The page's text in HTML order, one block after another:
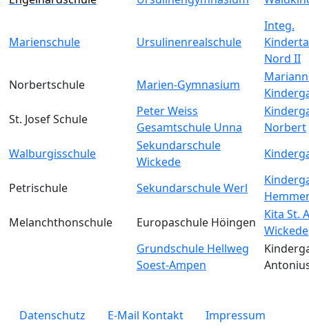
Marienschule Ursulinenrealschule
Integ.
Nord II
Norbertschule
Marien-Gymnasium
St. Josef Schule
Peter Weiss
Gesamtschule Unna
Norbert
Walburgisschule
Sekundarschule
Wickede
Petrischule Sekundarschule Werl
Melanchthonschule
Europaschule Höingen
Kita St.
Wickede
Grundschule Hellweg
Soest-Ampen
legals
Datenschutz E-Mail Kontakt
Impressum